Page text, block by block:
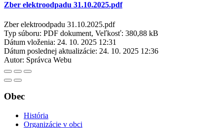
Zber elektroodpadu 31.10.2025.pdf
Zber elektroodpadu 31.10.2025.pdf
Typ súboru: PDF dokument, Veľkosť: 380,88 kB
Dátum vloženia: 24. 10. 2025 12:31
Dátum poslednej aktualizácie: 24. 10. 2025 12:36
Autor: Správca Webu
Obec
História
Organizácie v obci